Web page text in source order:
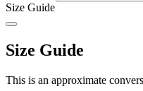
Size Guide
Size Guide
This is an approximate